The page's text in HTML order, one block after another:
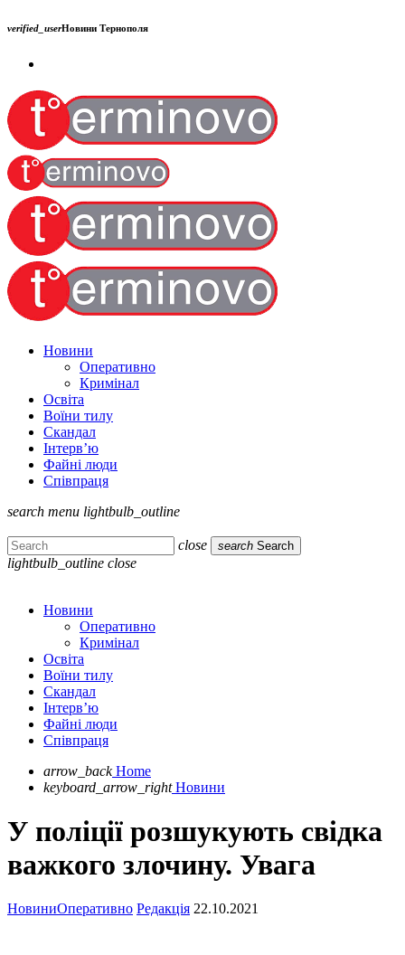
verified_userНовини Тернополя
Новини
Оперативно
Кримінал
Освіта
Воїни тилу
Скандал
Інтерв’ю
Файні люди
Співпраця
search menu lightbulb_outline
close search Search
lightbulb_outline close
Новини
Оперативно
Кримінал
Освіта
Воїни тилу
Скандал
Інтерв’ю
Файні люди
Співпраця
arrow_back Home
keyboard_arrow_right Новини
У поліції розшукують свідка
важкого злочину. Увага
НовиниОперативно Редакція 22.10.2021